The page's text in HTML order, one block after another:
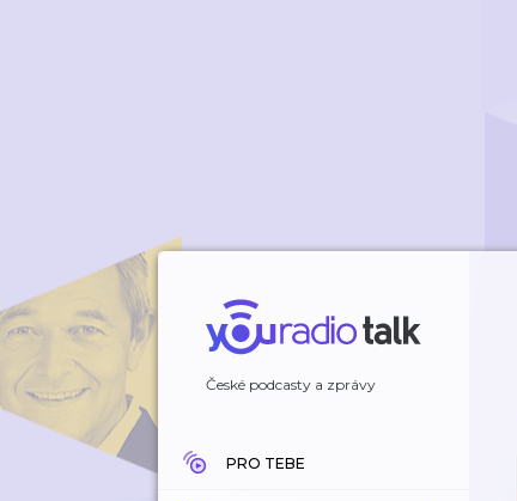
České podcasty a zprávy
PRO TEBE